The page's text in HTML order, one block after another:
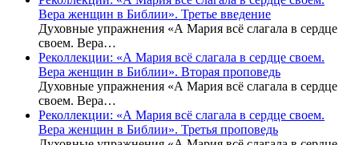
Вера женщин в Библии». Третье введение
Духовные упражнения «А Мария всё слагала в сердце
своем. Вера…
Реколлекции: «А Мария всё слагала в сердце своем.
Вера женщин в Библии». Вторая проповедь
Духовные упражнения «А Мария всё слагала в сердце
своем. Вера…
Реколлекции: «А Мария всё слагала в сердце своем.
Вера женщин в Библии». Третья проповедь